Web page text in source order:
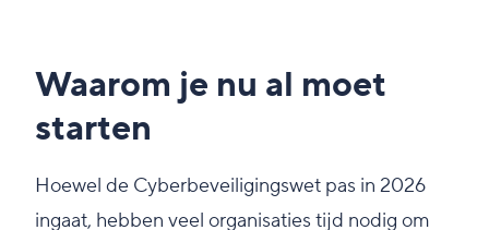
Waarom je nu al moet
starten
Hoewel de Cyberbeveiligingswet pas in 2026
ingaat, hebben veel organisaties tijd nodig om